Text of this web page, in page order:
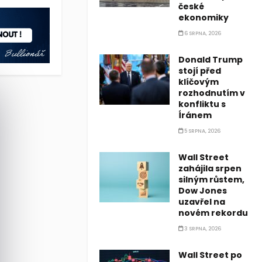
české
ekonomiky
6 SRPNA, 2026
Donald Trump
stojí před
klíčovým
rozhodnutím v
konfliktu s
Íránem
5 SRPNA, 2026
Wall Street
zahájila srpen
silným růstem,
Dow Jones
uzavřel na
novém rekordu
3 SRPNA, 2026
Wall Street po